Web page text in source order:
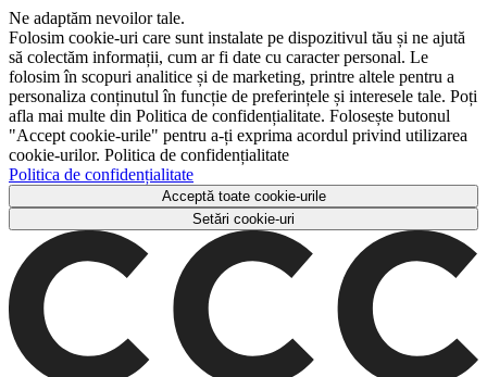
Ne adaptăm nevoilor tale.
Folosim cookie-uri care sunt instalate pe dispozitivul tău și ne ajută
să colectăm informații, cum ar fi date cu caracter personal. Le
folosim în scopuri analitice și de marketing, printre altele pentru a
personaliza conținutul în funcție de preferințele și interesele tale. Poți
afla mai multe din Politica de confidențialitate. Folosește butonul
"Accept cookie-urile" pentru a-ți exprima acordul privind utilizarea
cookie-urilor. Politica de confidențialitate
Politica de confidențialitate
Acceptă toate cookie-urile
Setări cookie-uri